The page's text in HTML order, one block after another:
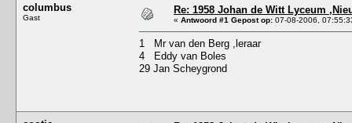
columbus
Gast
Re: 1958 Johan de Witt Lyceum
« Antwoord #1 Gepost op: 07-08-2006,
1 Mr van den Berg ,leraar
4 Eddy van Boles
29 Jan Scheygrond